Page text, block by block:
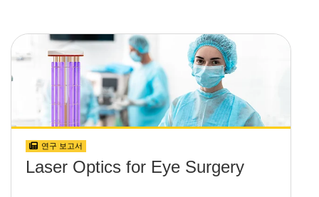
연구 보고서
Laser Optics for Eye Surgery